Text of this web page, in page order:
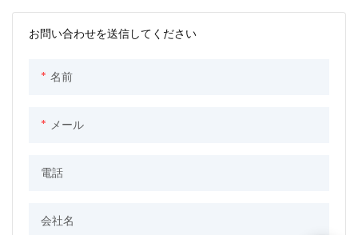
お問い合わせを送信してください
名前
メール
電話
会社名